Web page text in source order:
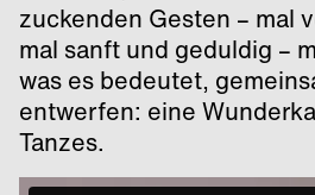
zuckenden Gesten – mal
mal sanft und geduldig –
was es bedeutet,
entwerfen: eine
Tanzes.